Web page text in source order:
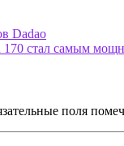
Dadao
170 стал самым
поля